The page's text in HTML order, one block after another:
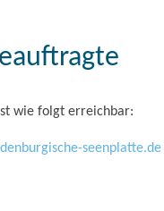
wie folgt erreichbar:
seenplatte.de